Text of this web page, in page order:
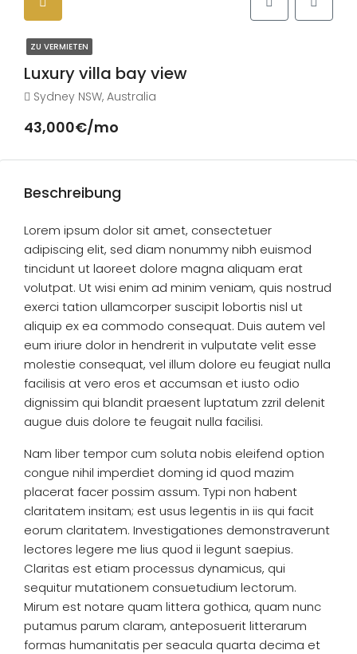
ZU VERMIETEN
Luxury villa bay view
Sydney NSW, Australia
43,000€/mo
Beschreibung
Lorem ipsum dolor sit amet, consectetuer
adipiscing elit, sed diam nonummy nibh euismod
tincidunt ut laoreet dolore magna aliquam erat
volutpat. Ut wisi enim ad minim veniam, quis nostrud
exerci tation ullamcorper suscipit lobortis nisl ut
aliquip ex ea commodo consequat. Duis autem vel
eum iriure dolor in hendrerit in vulputate velit esse
molestie consequat, vel illum dolore eu feugiat nulla
facilisis at vero eros et accumsan et iusto odio
dignissim qui blandit praesent luptatum zzril delenit
augue duis dolore te feugait nulla facilisi.
Nam liber tempor cum soluta nobis eleifend option
congue nihil imperdiet doming id quod mazim
placerat facer possim assum. Typi non habent
claritatem insitam; est usus legentis in iis qui facit
eorum claritatem. Investigationes demonstraverunt
lectores legere me lius quod ii legunt saepius.
Claritas est etiam processus dynamicus, qui
sequitur mutationem consuetudium lectorum.
Mirum est notare quam littera gothica, quam nunc
putamus parum claram, anteposuerit litterarum
formas humanitatis per seacula quarta decima et